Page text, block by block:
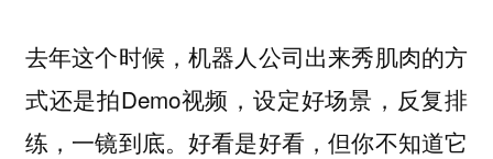
去年这个时候，机器人公司出来秀肌肉的方
式还是拍Demo视频，设定好场景，反复排
练，一镜到底。好看是好看，但你不知道它